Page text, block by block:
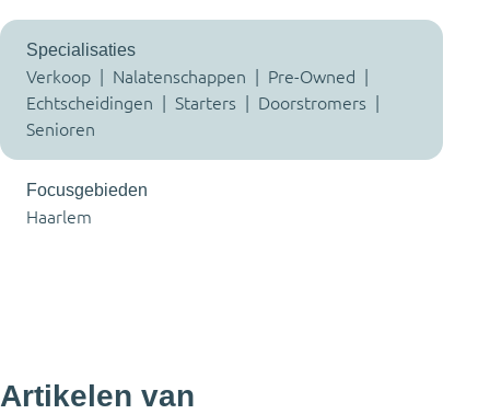
Specialisaties
Verkoop | Nalatenschappen | Pre-Owned |
Echtscheidingen | Starters | Doorstromers |
Senioren
Focusgebieden
Haarlem
Artikelen van